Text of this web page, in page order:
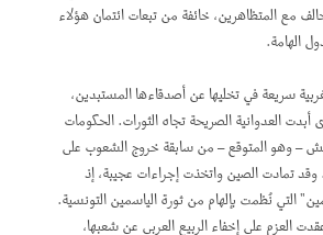
مع المتظاهرين، خائفة من تبعات ائتمان هؤلاء
الهامة.
سريعة في تخليها عن أصدقاءها المستبدين،
أبدت العدوانية الصريحة تجاه الثورات. الحكومات
– وهو المتوقع – من سابقة خروج الشعوب على
وقد تمادت الصين واتخذت إجراءات عجيبة، إذ
التي نُظمت بإلهام من ثورة الياسمين التونسية.
العزم على إخفاء الربيع العربي عن شعبها،